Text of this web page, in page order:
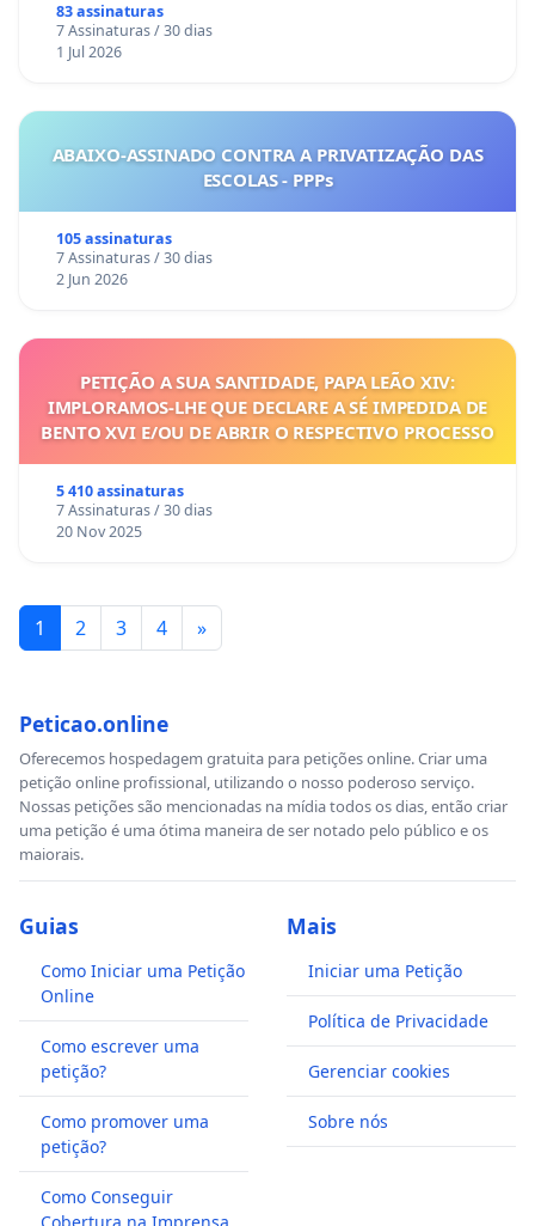
83 assinaturas
7 Assinaturas / 30 dias
1 Jul 2026
ABAIXO-ASSINADO CONTRA A PRIVATIZAÇÃO DAS
ESCOLAS - PPPs
105 assinaturas
7 Assinaturas / 30 dias
2 Jun 2026
PETIÇÃO A SUA SANTIDADE, PAPA LEÃO XIV:
IMPLORAMOS-LHE QUE DECLARE A SÉ IMPEDIDA DE
BENTO XVI E/OU DE ABRIR O RESPECTIVO PROCESSO
5 410 assinaturas
7 Assinaturas / 30 dias
20 Nov 2025
1 2 3 4 »
Peticao.online
Oferecemos hospedagem gratuita para petições online. Criar uma
petição online profissional, utilizando o nosso poderoso serviço.
Nossas petições são mencionadas na mídia todos os dias, então criar
uma petição é uma ótima maneira de ser notado pelo público e os
maiorais.
Guias
Como Iniciar uma Petição
Online
Como escrever uma
petição?
Como promover uma
petição?
Como Conseguir
Mais
Iniciar uma Petição
Política de Privacidade
Gerenciar cookies
Sobre nós